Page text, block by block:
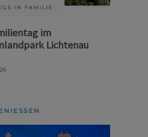
IN FAMILIE
im
Lichtenau